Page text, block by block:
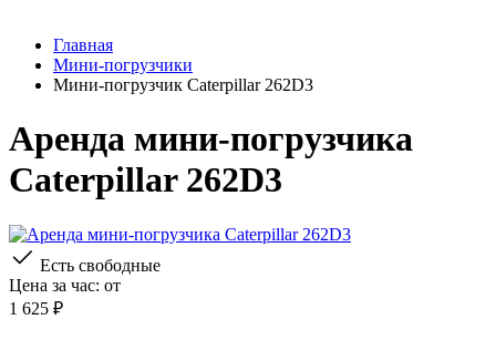
Главная
Мини-погрузчики
Мини-погрузчик Caterpillar 262D3
Аренда мини-погрузчика
Caterpillar 262D3
Есть свободные
Цена за час: от
1 625 ₽